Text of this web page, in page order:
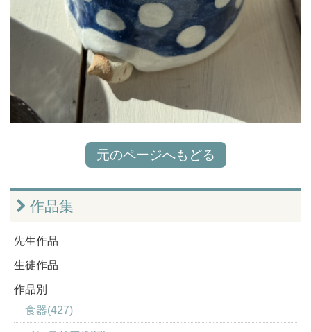
元のページへもどる
作品集
先生作品
生徒作品
作品別
食器(427)